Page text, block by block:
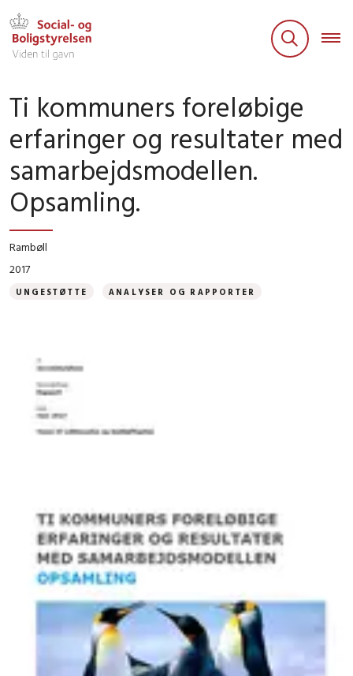
Ti kommuners foreløbige
erfaringer og resultater med
samarbejdsmodellen.
Opsamling.
Rambøll
2017
UNGESTØTTE ANALYSER OG RAPPORTER